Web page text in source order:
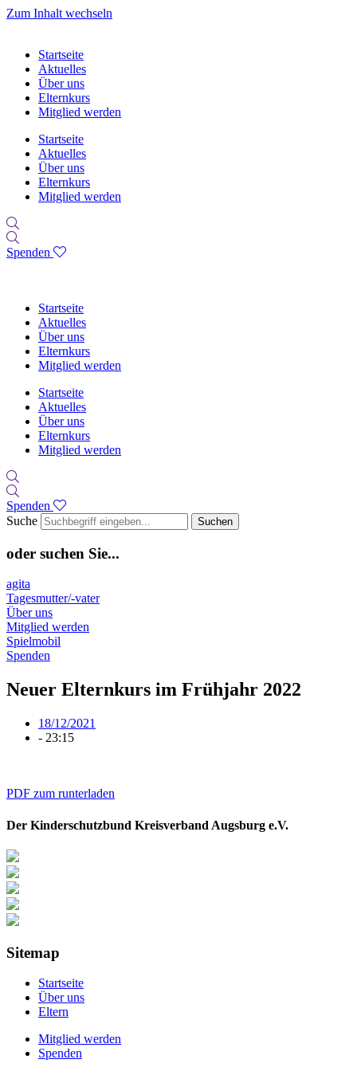
Zum Inhalt wechseln
Startseite
Aktuelles
Über uns
Elternkurs
Mitglied werden
Startseite
Aktuelles
Über uns
Elternkurs
Mitglied werden
Spenden
Startseite
Aktuelles
Über uns
Elternkurs
Mitglied werden
Startseite
Aktuelles
Über uns
Elternkurs
Mitglied werden
Spenden
Suche
Suchen
oder suchen Sie...
agita
Tagesmutter/-vater
Über uns
Mitglied werden
Spielmobil
Spenden
Neuer Elternkurs im Frühjahr 2022
18/12/2021
- 23:15
PDF zum runterladen
Der Kinderschutzbund Kreisverband Augsburg e.V.
Sitemap
Startseite
Über uns
Eltern
Mitglied werden
Spenden